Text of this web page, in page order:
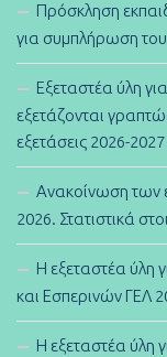
Πρόσκληση
για συμπλήρωση
Εξεταστέα ύλη
εξετάζονται
εξετάσεις 2026-2027
Ανακοίνωση των
2026. Στατιστικά
Η εξεταστέα ύλη
και Εσπερινών ΓΕΛ
Η εξεταστέα ύλη